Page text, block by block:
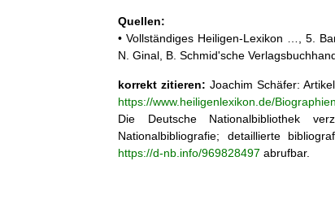
Quellen:
• Vollständiges Heiligen-Lexikon …, 5.
N. Ginal, B. Schmid'sche
korrekt zitieren: Joachim Schäfer: Artikel
https://www.heiligenlexikon.de/
Die Deutsche Nationalbibliothek
Nationalbibliografie; detaillierte
https://d-nb.info/969828497 abrufbar.